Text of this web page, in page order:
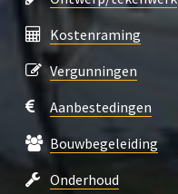
Kostenraming
Vergunningen
Aanbestedingen
Bouwbegeleiding
Onderhoud